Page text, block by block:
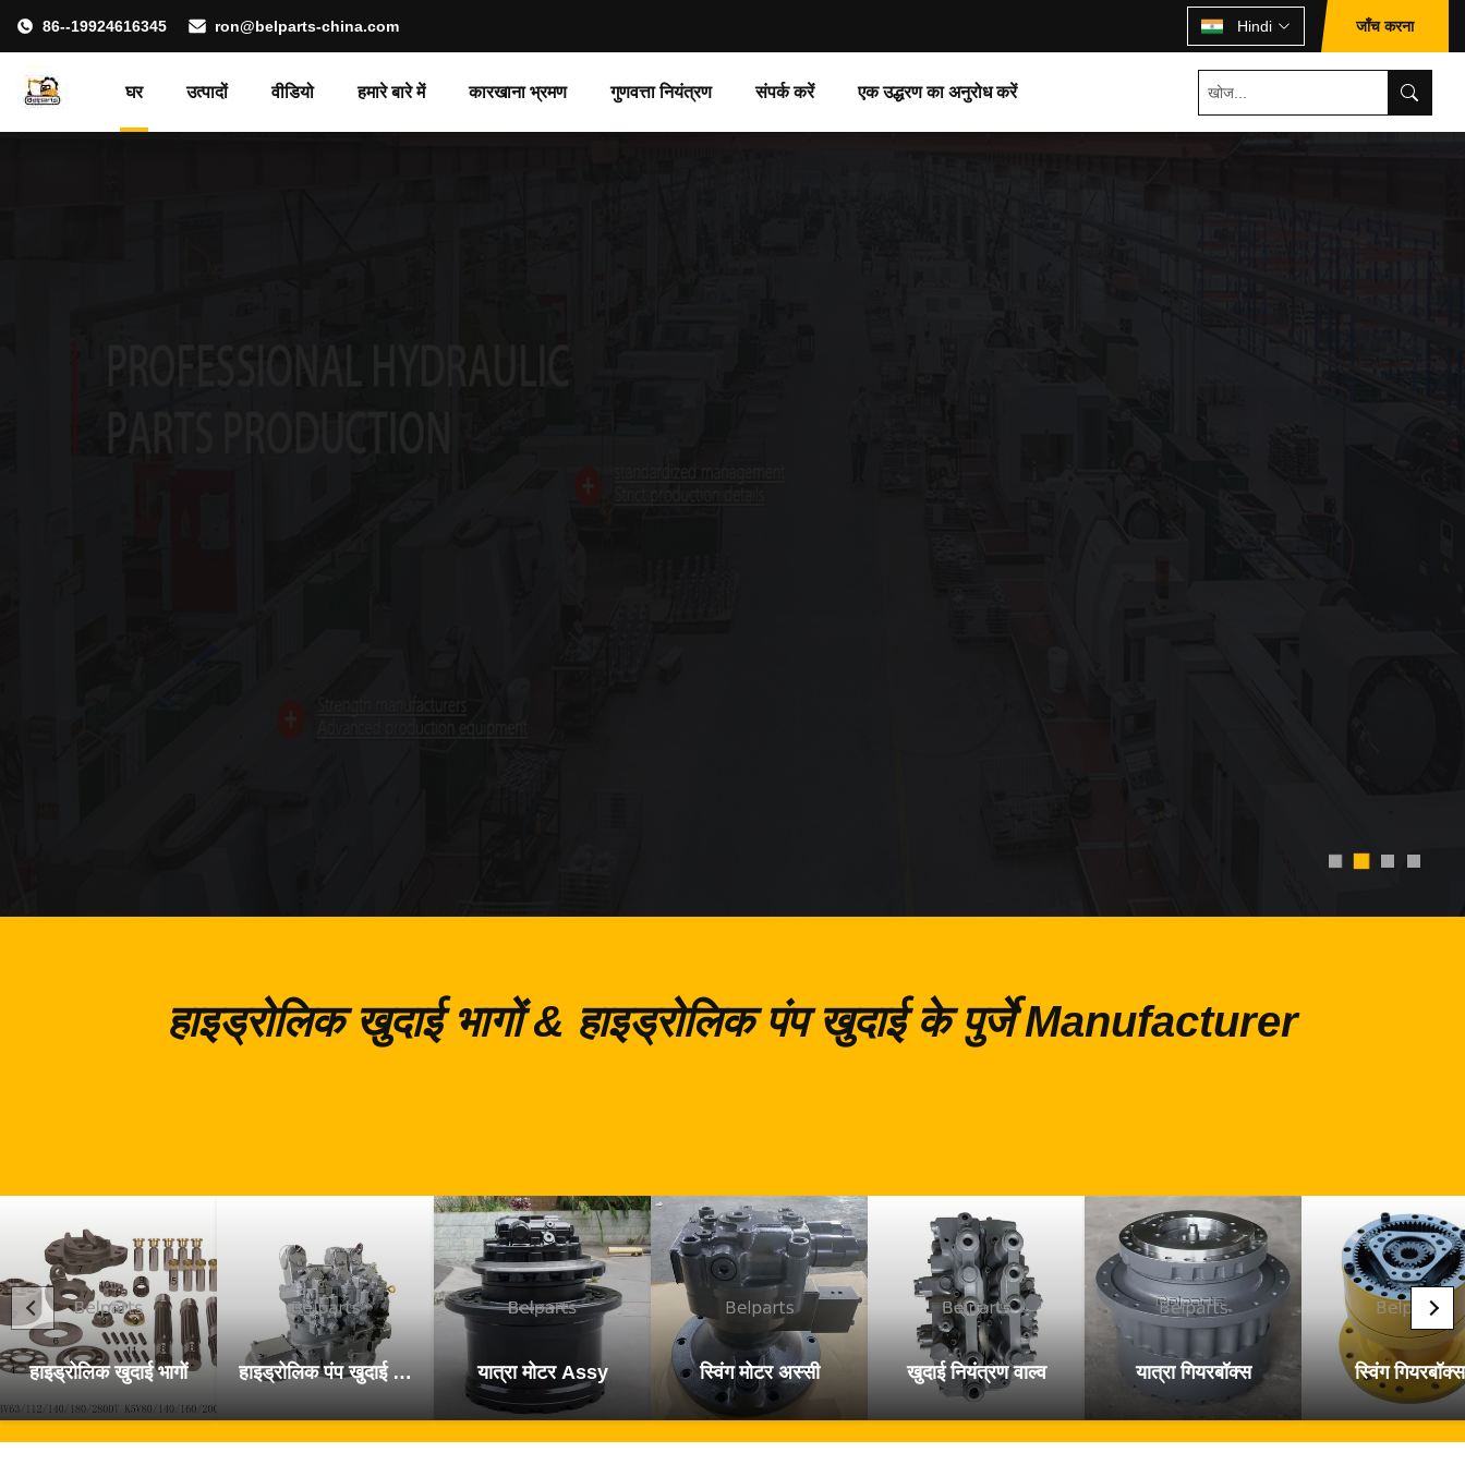
86--19924616345 ron@belparts-china.com Hindi जाँच करना
घर उत्पादों वीडियो हमारे बारे में कारखाना भ्रमण गुणवत्ता नियंत्रण संपर्क करें एक उद्धरण का अनुरोध करें
हाइड्रोलिक खुदाई भागों & हाइड्रोलिक पंप खुदाई के पुर्जे Manufacturer
हाइड्रोलिक खुदाई भागों हाइड्रोलिक पंप खुदाई के पुर्जे यात्रा मोटर Assy स्विंग मोटर अस्सी खुदाई नियंत्रण वाल्व यात्रा गियरबॉक्स स्विंग गियरबॉक्स